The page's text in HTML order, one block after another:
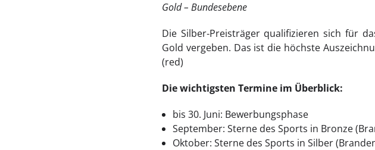
Gold – Bundesebene
Die Silber‑Preisträger qualifizieren sich für
Gold vergeben. Das ist die höchste
(red)
Die wichtigsten Termine im Überblick:
bis 30. Juni: Bewerbungsphase
September: Sterne des Sports in Bronze
Oktober: Sterne des Sports in Silber